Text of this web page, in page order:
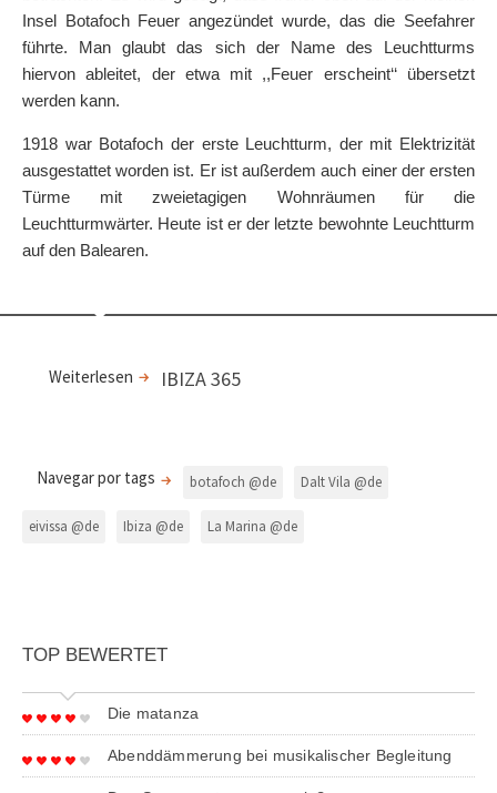
Insel Botafoch Feuer angezündet wurde, das die Seefahrer
führte. Man glaubt das sich der Name des Leuchtturms
hiervon ableitet, der etwa mit ,,Feuer erscheint‘‘ übersetzt
werden kann.
1918 war Botafoch der erste Leuchtturm, der mit Elektrizität
ausgestattet worden ist. Er ist außerdem auch einer der ersten
Türme mit zweietagigen Wohnräumen für die
Leuchtturmwärter. Heute ist er der letzte bewohnte Leuchtturm
auf den Balearen.
Weiterlesen IBIZA 365
Navegar por tags botafoch @de Dalt Vila @de
eivissa @de Ibiza @de La Marina @de
TOP BEWERTET
Die matanza
Abenddämmerung bei musikalischer Begleitung